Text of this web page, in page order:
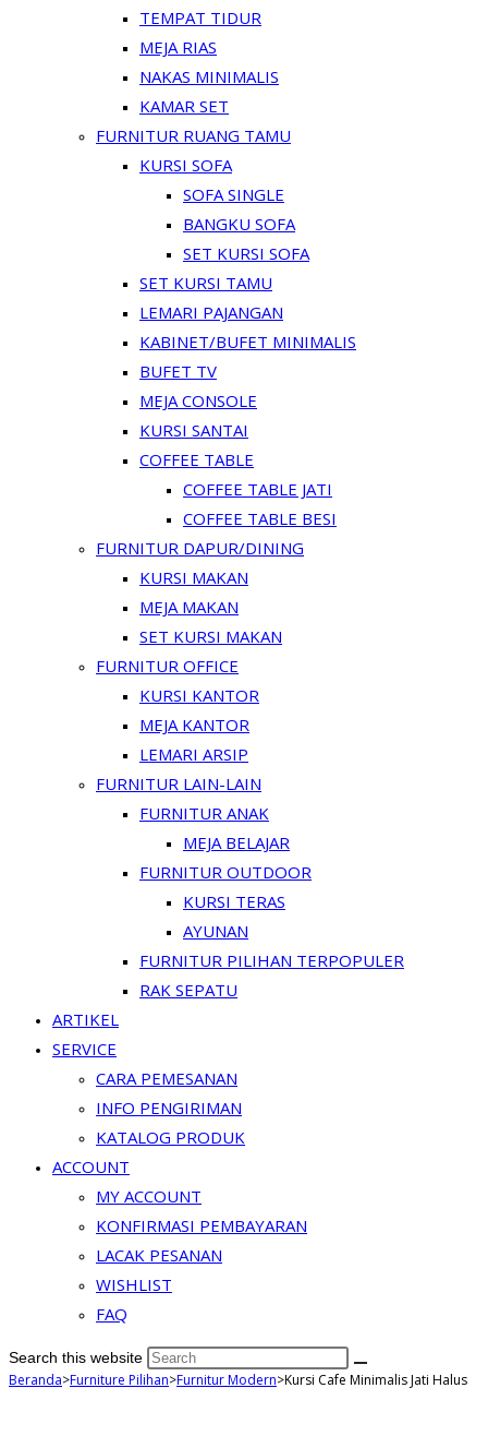
TEMPAT TIDUR
MEJA RIAS
NAKAS MINIMALIS
KAMAR SET
FURNITUR RUANG TAMU
KURSI SOFA
SOFA SINGLE
BANGKU SOFA
SET KURSI SOFA
SET KURSI TAMU
LEMARI PAJANGAN
KABINET/BUFET MINIMALIS
BUFET TV
MEJA CONSOLE
KURSI SANTAI
COFFEE TABLE
COFFEE TABLE JATI
COFFEE TABLE BESI
FURNITUR DAPUR/DINING
KURSI MAKAN
MEJA MAKAN
SET KURSI MAKAN
FURNITUR OFFICE
KURSI KANTOR
MEJA KANTOR
LEMARI ARSIP
FURNITUR LAIN-LAIN
FURNITUR ANAK
MEJA BELAJAR
FURNITUR OUTDOOR
KURSI TERAS
AYUNAN
FURNITUR PILIHAN TERPOPULER
RAK SEPATU
ARTIKEL
SERVICE
CARA PEMESANAN
INFO PENGIRIMAN
KATALOG PRODUK
ACCOUNT
MY ACCOUNT
KONFIRMASI PEMBAYARAN
LACAK PESANAN
WISHLIST
FAQ
Search this website
Beranda>Furniture Pilihan>Furnitur Modern>Kursi Cafe Minimalis Jati Halus